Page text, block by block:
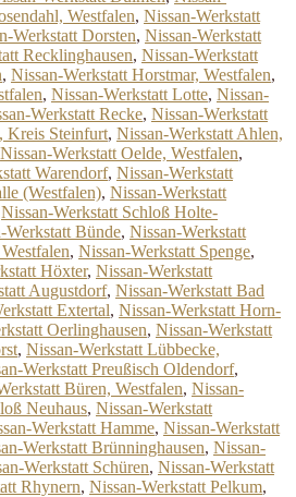
Westfalen, Nissan-Werkstatt
Werkstatt Dorsten, Nissan-Werkstatt
Recklinghausen, Nissan-Werkstatt
, Nissan-Werkstatt Horstmar, Westfalen,
, Nissan-Werkstatt Lotte, Nissan-
Werkstatt Recke, Nissan-Werkstatt
Kreis Steinfurt, Nissan-Werkstatt Ahlen,
Nissan-Werkstatt Oelde, Westfalen,
Warendorf, Nissan-Werkstatt
(Westfalen), Nissan-Werkstatt
Nissan-Werkstatt Schloß Holte-
Werkstatt Bünde, Nissan-Werkstatt
, Nissan-Werkstatt Spenge,
Höxter, Nissan-Werkstatt
Augustdorf, Nissan-Werkstatt Bad
Extertal, Nissan-Werkstatt Horn-
Oerlinghausen, Nissan-Werkstatt
, Nissan-Werkstatt Lübbecke,
Werkstatt Preußisch Oldendorf,
Büren, Westfalen, Nissan-
Neuhaus, Nissan-Werkstatt
Werkstatt Hamme, Nissan-Werkstatt
Werkstatt Brünninghausen, Nissan-
Werkstatt Schüren, Nissan-Werkstatt
Rhynern, Nissan-Werkstatt Pelkum,